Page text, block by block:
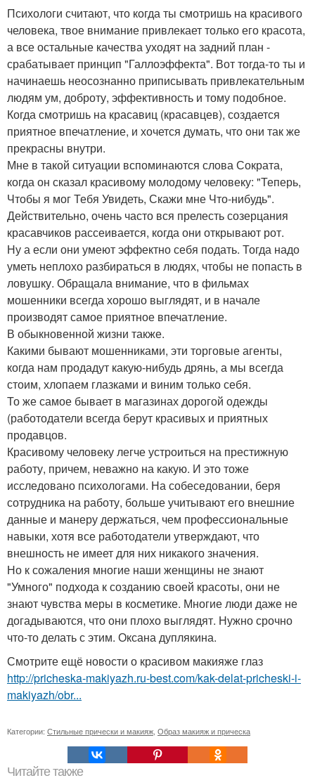
Психологи считают, что когда ты смотришь на красивого
человека, твое внимание привлекает только его красота,
а все остальные качества уходят на задний план -
срабатывает принцип "Галлоэффекта". Вот тогда-то ты и
начинаешь неосознанно приписывать привлекательным
людям ум, доброту, эффективность и тому подобное.
Когда смотришь на красавиц (красавцев), создается
приятное впечатление, и хочется думать, что они так же
прекрасны внутри.
Мне в такой ситуации вспоминаются слова Сократа,
когда он сказал красивому молодому человеку: "Теперь,
Чтобы я мог Тебя Увидеть, Скажи мне Что-нибудь".
Действительно, очень часто вся прелесть созерцания
красавчиков рассеивается, когда они открывают рот.
Ну а если они умеют эффектно себя подать. Тогда надо
уметь неплохо разбираться в людях, чтобы не попасть в
ловушку. Обращала внимание, что в фильмах
мошенники всегда хорошо выглядят, и в начале
производят самое приятное впечатление.
В обыкновенной жизни также.
Какими бывают мошенниками, эти торговые агенты,
когда нам продадут какую-нибудь дрянь, а мы всегда
стоим, хлопаем глазками и виним только себя.
То же самое бывает в магазинах дорогой одежды
(работодатели всегда берут красивых и приятных
продавцов.
Красивому человеку легче устроиться на престижную
работу, причем, неважно на какую. И это тоже
исследовано психологами. На собеседовании, беря
сотрудника на работу, больше учитывают его внешние
данные и манеру держаться, чем профессиональные
навыки, хотя все работодатели утверждают, что
внешность не имеет для них никакого значения.
Но к сожаления многие наши женщины не знают
"Умного" подхода к созданию своей красоты, они не
знают чувства меры в косметике. Многие люди даже не
догадываются, что они плохо выглядят. Нужно срочно
что-то делать с этим. Оксана дуплякина.
Смотрите ещё новости о красивом макияже глаз
http://pricheska-makiyazh.ru-best.com/kak-delat-pricheski-i-
makiyazh/obr...
Категории: Стильные прически и макияж, Образ макияж и прическа
Читайте также